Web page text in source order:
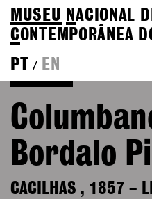
MUSEU NACIONAL
CONTEMPORÂNEA
PT
/ EN
Bordalo
CACILHAS , 1857 –